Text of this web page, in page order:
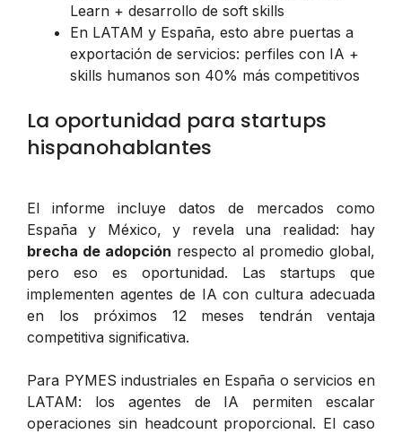
Learn + desarrollo de soft skills
En LATAM y España, esto abre puertas a
exportación de servicios: perfiles con IA +
skills humanos son 40% más competitivos
La oportunidad para startups
hispanohablantes
El informe incluye datos de mercados como
España y México, y revela una realidad: hay
brecha de adopción respecto al promedio global,
pero eso es oportunidad. Las startups que
implementen agentes de IA con cultura adecuada
en los próximos 12 meses tendrán ventaja
competitiva significativa.
Para PYMES industriales en España o servicios en
LATAM: los agentes de IA permiten escalar
operaciones sin headcount proporcional. El caso